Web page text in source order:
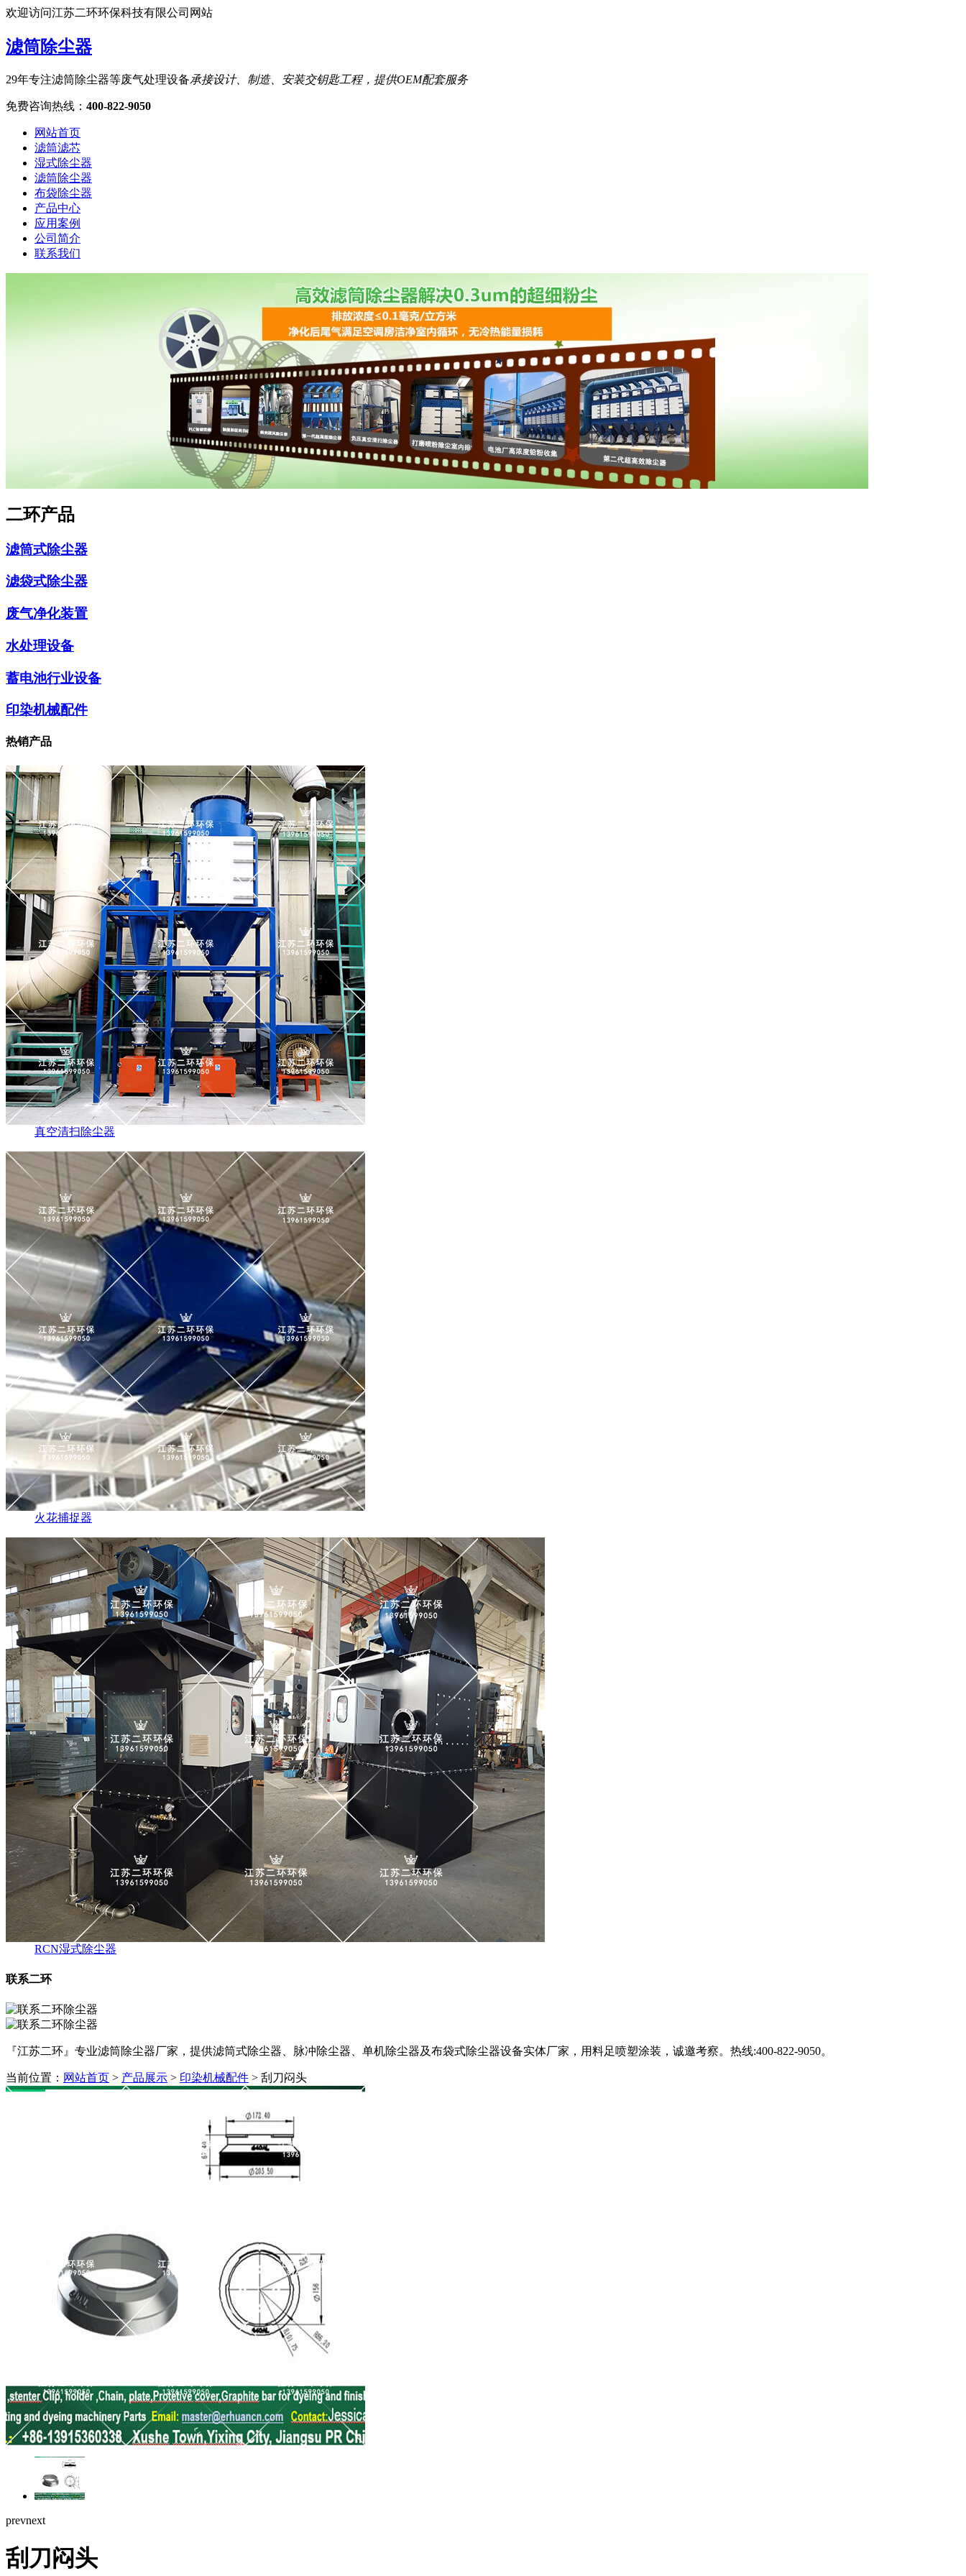
欢迎访问江苏二环环保科技有限公司网站
滤筒除尘器
29年专注滤筒除尘器等废气处理设备承接设计、制造、安装交钥匙工程，提供OEM配套服务
免费咨询热线 ： 400-822-9050
网站首页
滤筒滤芯
湿式除尘器
滤筒除尘器
布袋除尘器
产品中心
应用案例
公司简介
联系我们
二环产品
滤筒式除尘器
滤袋式除尘器
废气净化装置
水处理设备
蓄电池行业设备
印染机械配件
热销产品
真空清扫除尘器
火花捕捉器
RCN湿式除尘器
联系二环
『江苏二环』专业滤筒除尘器厂家，提供滤筒式除尘器、脉冲除尘器、单机除尘器及布袋式除尘器设备实体厂家，用料足喷塑涂装，诚邀考察。热线:400-822-9050。
当前位置： 网站首页 > 产品展示 > 印染机械配件 > 刮刀闷头
prevnext
刮刀闷头